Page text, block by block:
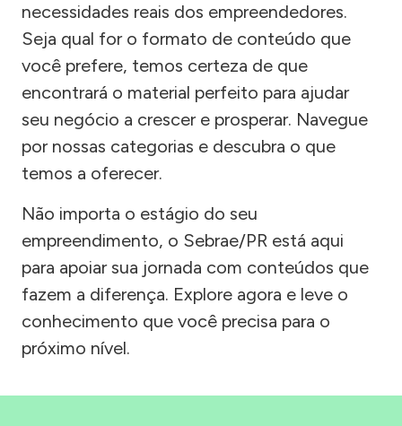
necessidades reais dos empreendedores.
Seja qual for o formato de conteúdo que
você prefere, temos certeza de que
encontrará o material perfeito para ajudar
seu negócio a crescer e prosperar. Navegue
por nossas categorias e descubra o que
temos a oferecer.
Não importa o estágio do seu
empreendimento, o Sebrae/PR está aqui
para apoiar sua jornada com conteúdos que
fazem a diferença. Explore agora e leve o
conhecimento que você precisa para o
próximo nível.